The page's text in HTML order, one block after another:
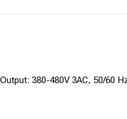
380-480V 3AC, 50/60